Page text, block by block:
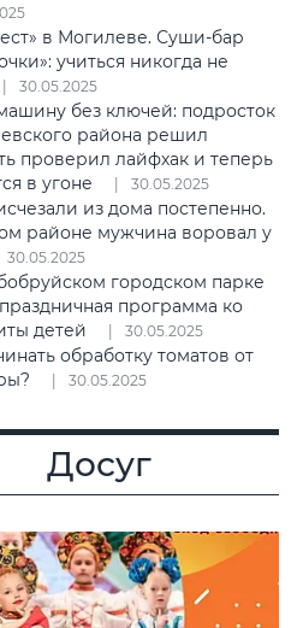
в Могилеве. Суши-бар
учиться никогда не
30.05.2025
без ключей: подросток
района решил
проверил лайфхак и теперь
в угоне
30.05.2025
из дома постепенно.
районе мужчина воровал у
30.05.2025
городском парке
программа ко
детей
30.05.2025
обработку томатов от
30.05.2025
Досуг